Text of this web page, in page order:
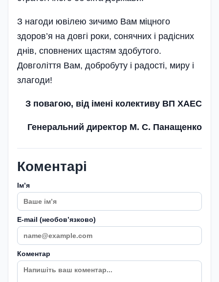
З нагоди ювілею зичимо Вам міцного
здоров’я на довгі роки, сонячних і радісних
днів, сповнених щастям здобутого.
Довголіття Вам, добробуту і радості, миру і
злагоди!
З повагою, від імені колективу ВП ХАЕС
Генеральний директор М. С. Панащенко
Коментарі
Імʼя
E-mail (необовʼязково)
Коментар